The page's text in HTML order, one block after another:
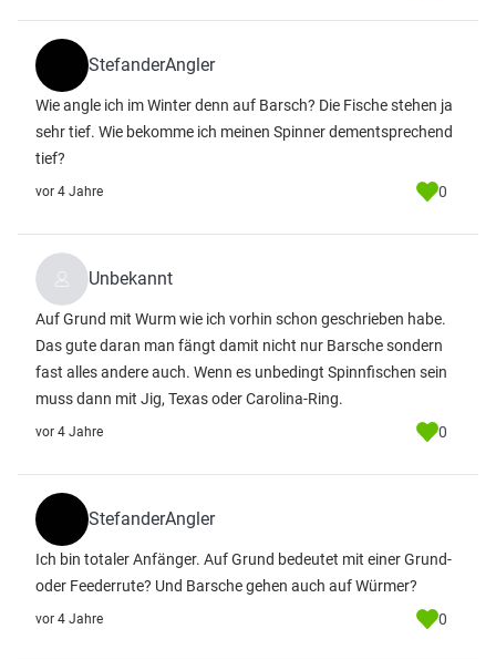
StefanderAngler
Wie angle ich im Winter denn auf Barsch? Die Fische stehen ja
sehr tief. Wie bekomme ich meinen Spinner dementsprechend
tief?
vor 4 Jahre 0
Unbekannt
Auf Grund mit Wurm wie ich vorhin schon geschrieben habe.
Das gute daran man fängt damit nicht nur Barsche sondern
fast alles andere auch. Wenn es unbedingt Spinnfischen sein
muss dann mit Jig, Texas oder Carolina-Ring.
vor 4 Jahre 0
StefanderAngler
Ich bin totaler Anfänger. Auf Grund bedeutet mit einer Grund-
oder Feederrute? Und Barsche gehen auch auf Würmer?
vor 4 Jahre 0